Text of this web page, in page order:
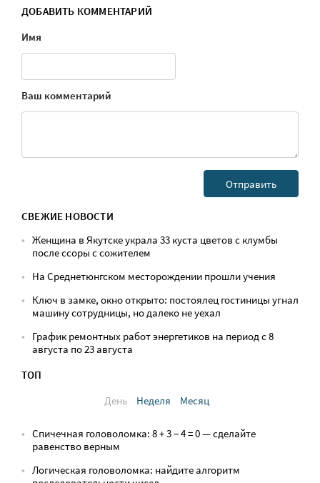
ДОБАВИТЬ КОММЕНТАРИЙ
Имя
Ваш комментарий
СВЕЖИЕ НОВОСТИ
Женщина в Якутске украла 33 куста цветов с клумбы
после ссоры с сожителем
На Среднетюнгском месторождении прошли учения
Ключ в замке, окно открыто: постоялец гостиницы угнал
машину сотрудницы, но далеко не уехал
График ремонтных работ энергетиков на период с 8
августа по 23 августа
ТОП
День
Неделя Месяц
Спичечная головоломка: 8 + 3 − 4 = 0 — сделайте
равенство верным
Логическая головоломка: найдите алгоритм